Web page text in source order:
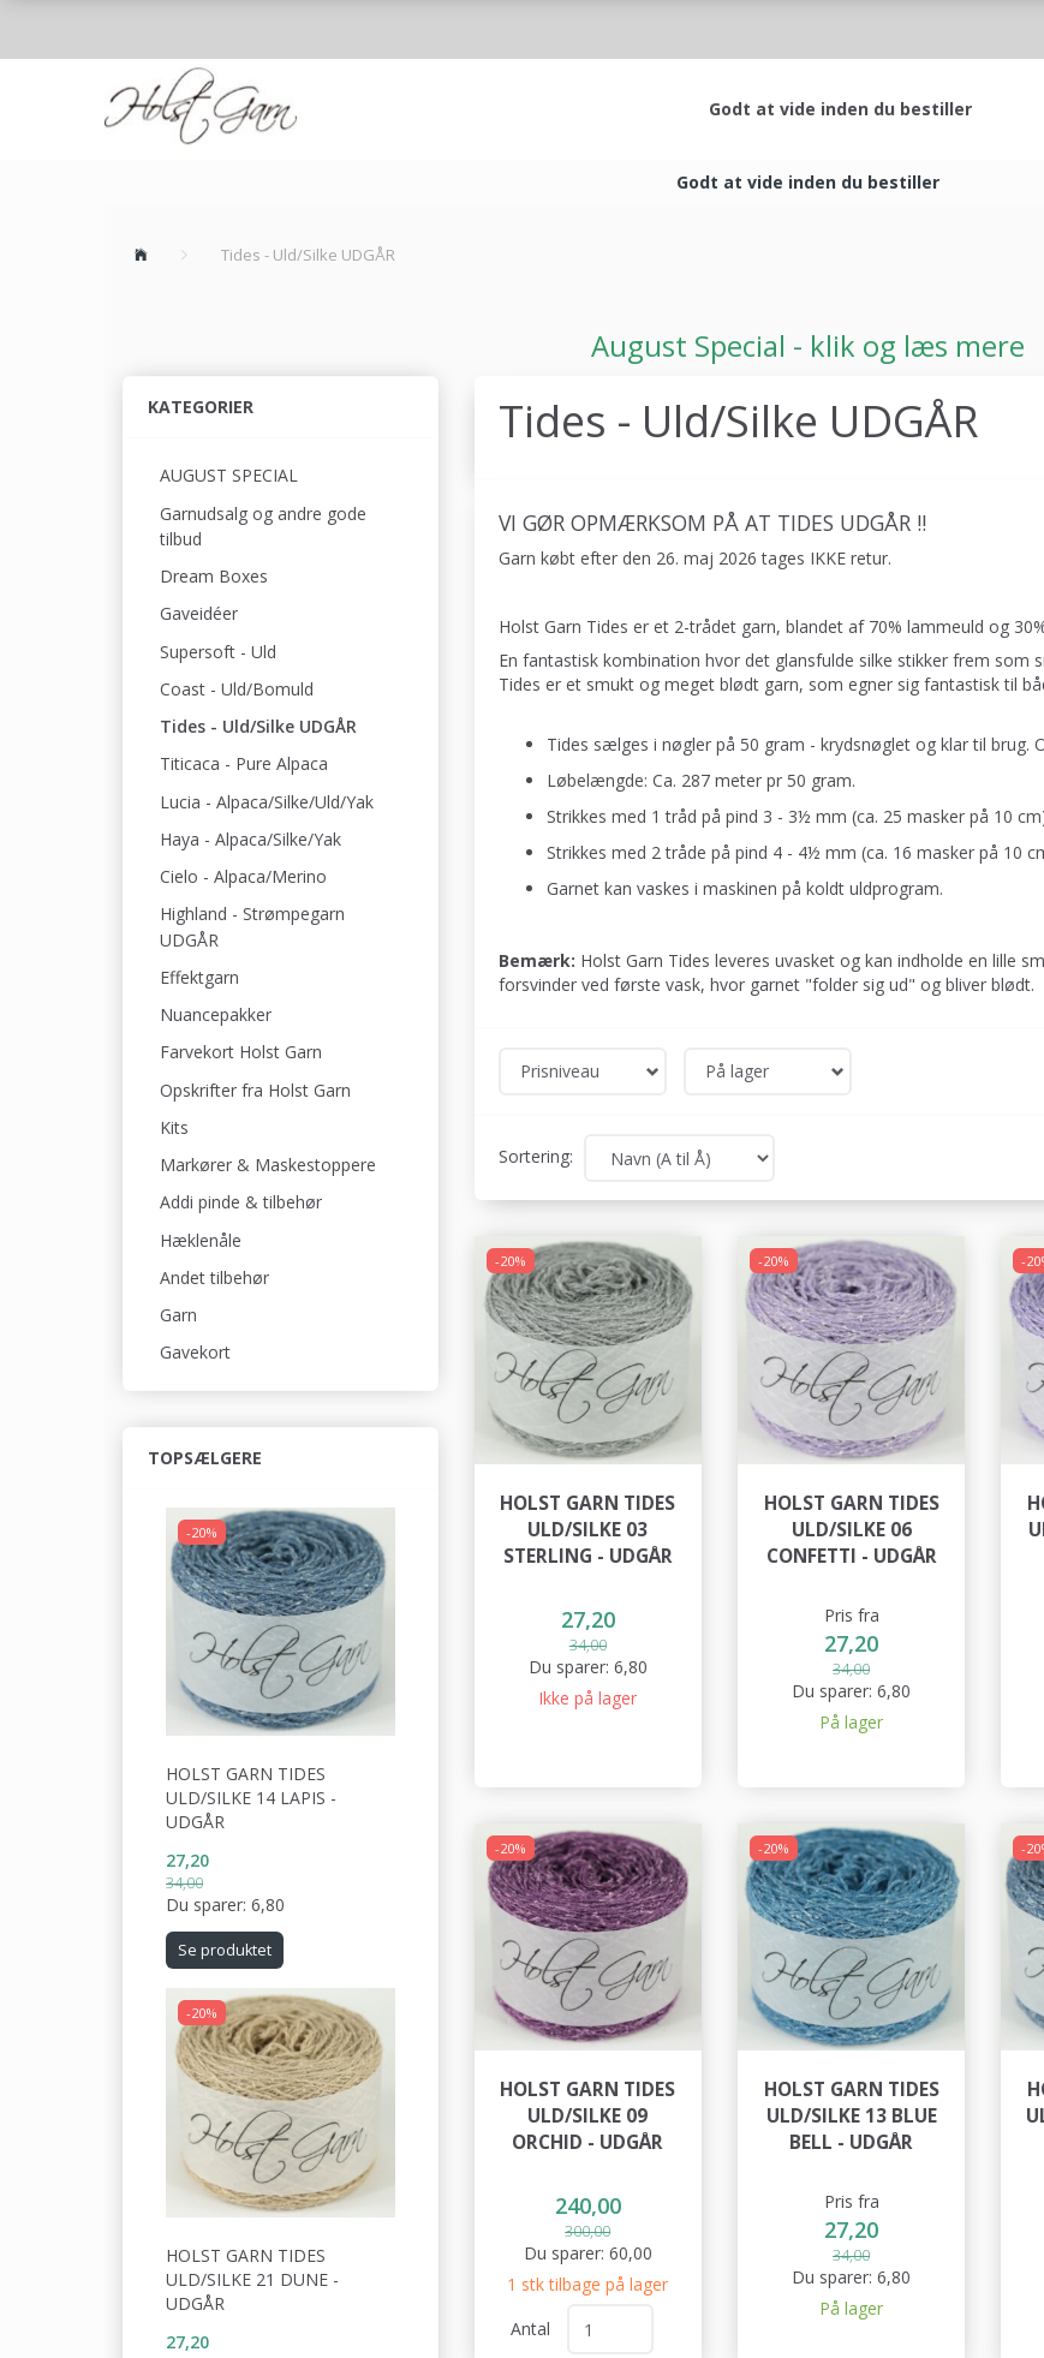
Godt at vide inden du bestiller
Godt at vide inden du bestiller
Tides - Uld/Silke UDGÅR
August Special - klik og læs mere
KATEGORIER
AUGUST SPECIAL
Garnudsalg og andre gode
tilbud
Dream Boxes
Gaveidéer
Supersoft - Uld
Coast - Uld/Bomuld
Tides - Uld/Silke UDGÅR
Titicaca - Pure Alpaca
Lucia - Alpaca/Silke/Uld/Yak
Haya - Alpaca/Silke/Yak
Cielo - Alpaca/Merino
Highland - Strømpegarn
UDGÅR
Effektgarn
Nuancepakker
Farvekort Holst Garn
Opskrifter fra Holst Garn
Kits
Markører & Maskestoppere
Addi pinde & tilbehør
Hæklenåle
Andet tilbehør
Garn
Gavekort
TOPSÆLGERE
-20%
HOLST GARN TIDES
ULD/SILKE 14 LAPIS -
UDGÅR
27,20
34,00
Du sparer: 6,80
Se produktet
-20%
HOLST GARN TIDES
ULD/SILKE 21 DUNE -
UDGÅR
27,20
Tides - Uld/Silke UDGÅR
VI GØR OPMÆRKSOM PÅ AT TIDES UDGÅR !!
Garn købt efter den 26. maj 2026 tages IKKE retur.
Holst Garn Tides er et 2-trådet garn, blandet af 70% lammeuld og
En fantastisk kombination hvor det glansfulde silke stikker frem
Tides er et smukt og meget blødt garn, som egner sig fantastisk til
Tides sælges i nøgler på 50 gram - krydsnøglet og klar til brug.
Løbelængde: Ca. 287 meter pr 50 gram.
Strikkes med 1 tråd på pind 3 - 3½ mm (ca. 25 masker på 10
Strikkes med 2 tråde på pind 4 - 4½ mm (ca. 16 masker på 10
Garnet kan vaskes i maskinen på koldt uldprogram.
Bemærk: Holst Garn Tides leveres uvasket og kan indholde en lille
forsvinder ved første vask, hvor garnet "folder sig ud" og bliver blødt.
Prisniveau På lager
Sortering:
-20%
HOLST GARN TIDES
ULD/SILKE 03
STERLING - UDGÅR
27,20
34,00
Du sparer: 6,80
Ikke på lager
-20%
HOLST GARN TIDES
ULD/SILKE 06
CONFETTI - UDGÅR
Pris fra
27,20
34,00
Du sparer:6,80
På lager
-
-20%
HOLST GARN TIDES
ULD/SILKE 09
ORCHID - UDGÅR
240,00
300,00
Du sparer: 60,00
1 stk tilbage på lager
Antal
-20%
HOLST GARN TIDES
ULD/SILKE 13 BLUE
BELL - UDGÅR
Pris fra
27,20
34,00
Du sparer:6,80
På lager
-